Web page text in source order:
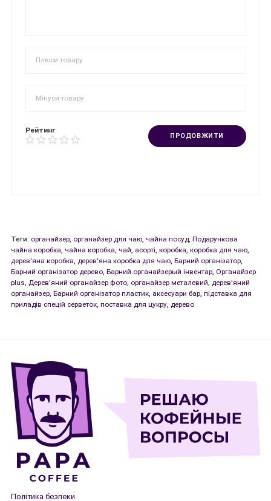
Рейтинг
ПРОДОВЖИТИ
Теги: органайзер органайзер для чаю чайна посуд Подарункова
чайна коробка чайна коробка чай асорті коробка коробка для чаю
дерев'яна коробка
дерев'яна коробка для чаю Барний організатор
Барний організатор дерево Барний органайзерый інвентар Органайзер
plus
Дерев'яний органайзер фото органайзер металевий
дерев'яний
органайзер Барний організатор пластик аксесуари бар підставка для
приладів спецій серветок поставка для цукру дерево
Політика безпеки